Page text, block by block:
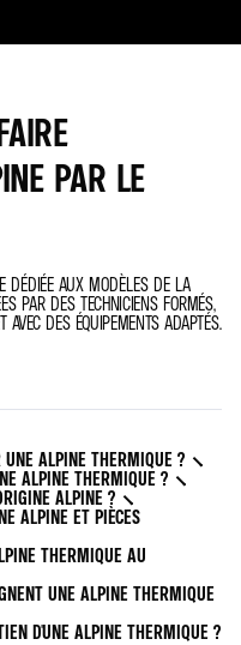
PAR LE
DÉDIÉE AUX MODÈLES DE LA
PAR DES TECHNICIENS FORMÉS,
DES ÉQUIPEMENTS ADAPTÉS.
ALPINE THERMIQUE ?
ALPINE THERMIQUE ?
ALPINE ?
ALPINE ET PIÈCES
THERMIQUE AU
UNE ALPINE THERMIQUE
D'UNE ALPINE THERMIQUE ?